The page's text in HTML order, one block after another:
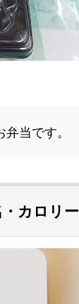
当です。
カロリー